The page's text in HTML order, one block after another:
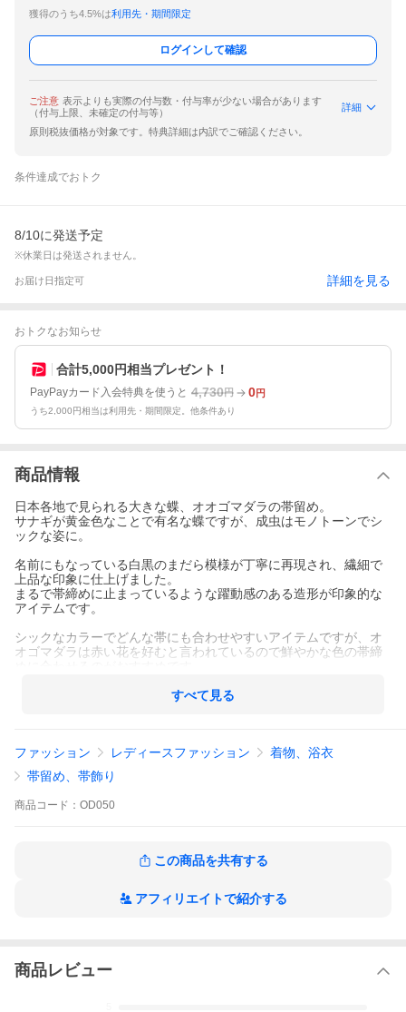
獲得のうち4.5%は利用先・期間限定
ログインして確認
ご注意 表示よりも実際の付与数・付与率が少ない場合があります
（付与上限、未確定の付与等）
詳細
原則税抜価格が対象です。特典詳細は内訳でご確認ください。
条件達成でおトク
8/10に発送予定
※休業日は発送されません。
お届け日指定可 詳細を見る
おトクなお知らせ
合計5,000円相当プレゼント！
PayPayカード入会特典を使うと 4,730円 0円
うち2,000円相当は利用先・期間限定。他条件あり
商品情報
日本各地で見られる大きな蝶、オオゴマダラの帯留め。
サナギが黄金色なことで有名な蝶ですが、成虫はモノトーンでシ
ックな姿に。
名前にもなっている白黒のまだら模様が丁寧に再現され、繊細で
上品な印象に仕上げました。
まるで帯締めに止まっているような躍動感のある造形が印象的な
アイテムです。
シックなカラーでどんな帯にも合わせやすいアイテムですが、オ
オゴマダラは赤い花を好むと言われているので鮮やかな色の帯締
素 材：ピューター
☆雑誌・メディアで話題☆
すべて見る
ファッション レディースファッション
着物、浴衣
帯留め、帯飾り
商品 コード： OD050
この商品を共有する
アフィリエイトで紹介する
商品レビュー